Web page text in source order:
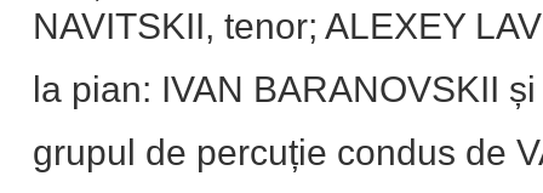
NAVITSKII, tenor; ALEXEY
la pian: IVAN BARANOVSKII
grupul de percuție condus de